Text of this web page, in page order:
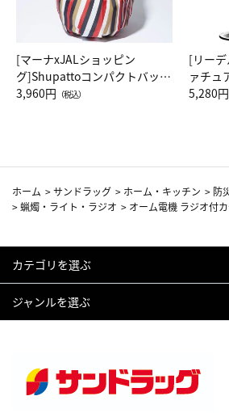
[マーナxJALショッピン
グ]Shupattoコンパクトバッグ
Drop JAL客室乗務員（LC）ス
3,960円 （税込）
[リー
ァチュ
ト（レ
5,280円
ホーム >サンドラッグ > ホーム・キッチン > 防
>蝋燭・ライト・ラジオ > オーム電機 ラジオ付
カテゴリを選ぶ
ジャンルを選ぶ